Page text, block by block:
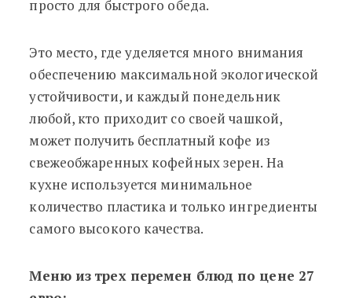
просто для быстрого обеда.
Это место, где уделяется много внимания
обеспечению максимальной экологической
устойчивости, и каждый понедельник
любой, кто приходит со своей чашкой,
может получить бесплатный кофе из
свежеобжаренных кофейных зерен. На
кухне используется минимальное
количество пластика и только ингредиенты
самого высокого качества.
Меню из трех перемен блюд по цене 27